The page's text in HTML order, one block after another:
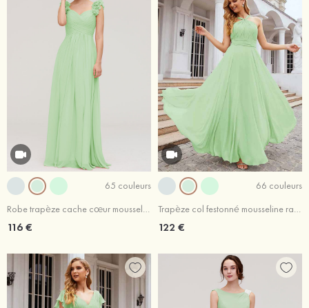
65 couleurs
Robe trapèze cache cœur mousseline longueur ras du sol robe de demoiselle d'honneur avec plissé fleur d'épaule
116 €
66 couleurs
Trapèze col festonné mousseline ras du sol robe de demoiselle d'honneur
122 €